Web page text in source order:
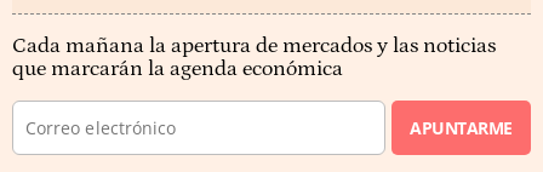
Cada mañana la apertura de mercados y las noticias
que marcarán la agenda económica
APUNTARME